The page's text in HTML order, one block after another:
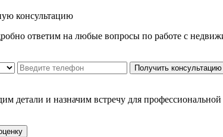
консультацию
ответим на любые вопросы по работе с
Получить консультацию
детали и назначим встречу для